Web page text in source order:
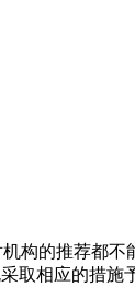
构的推荐都
取相应的措